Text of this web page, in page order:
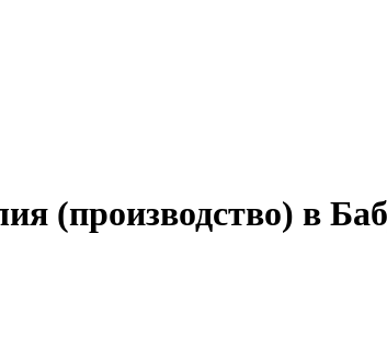
(производство) в